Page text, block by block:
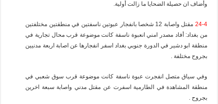
وأضاف ان حصيلة الضحايا ما زالت أولية.
24-4
مقتل واصابة 12 شخصا بانفجار عبوتين ناسفتين في منطقتين مختلفتين
من بغداد: أفاد مصدر امني انعبوة ناسفة كانت موضوعة قرب محال تجارية في
منطقة ابو دشير في الدورة جنوبي بغداد اسفر انفجارها عن اصابة اربعة مدنيين
بجروح مختلفة .
وفي سياق متصل انفجرت عبوة ناسفة كانت موضوعة قرب سوق شعبي في
منطقة المشاهدة في الطارمية اسفرت عن مقتل مدني واصابة سبعة اخرين
بجروح .